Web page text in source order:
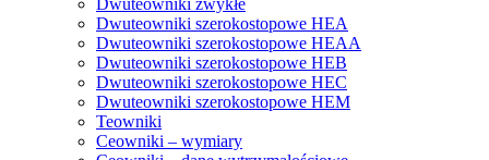
Dwuteowniki zwykłe
Dwuteowniki szerokostopowe HEA
Dwuteowniki szerokostopowe HEAA
Dwuteowniki szerokostopowe HEB
Dwuteowniki szerokostopowe HEC
Dwuteowniki szerokostopowe HEM
Teowniki
Ceowniki – wymiary